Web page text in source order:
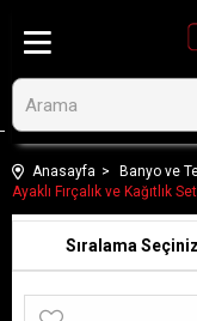
Anasayfa Banyo ve
Ayaklı Fırçalık ve Kağıtlık
Sıralama